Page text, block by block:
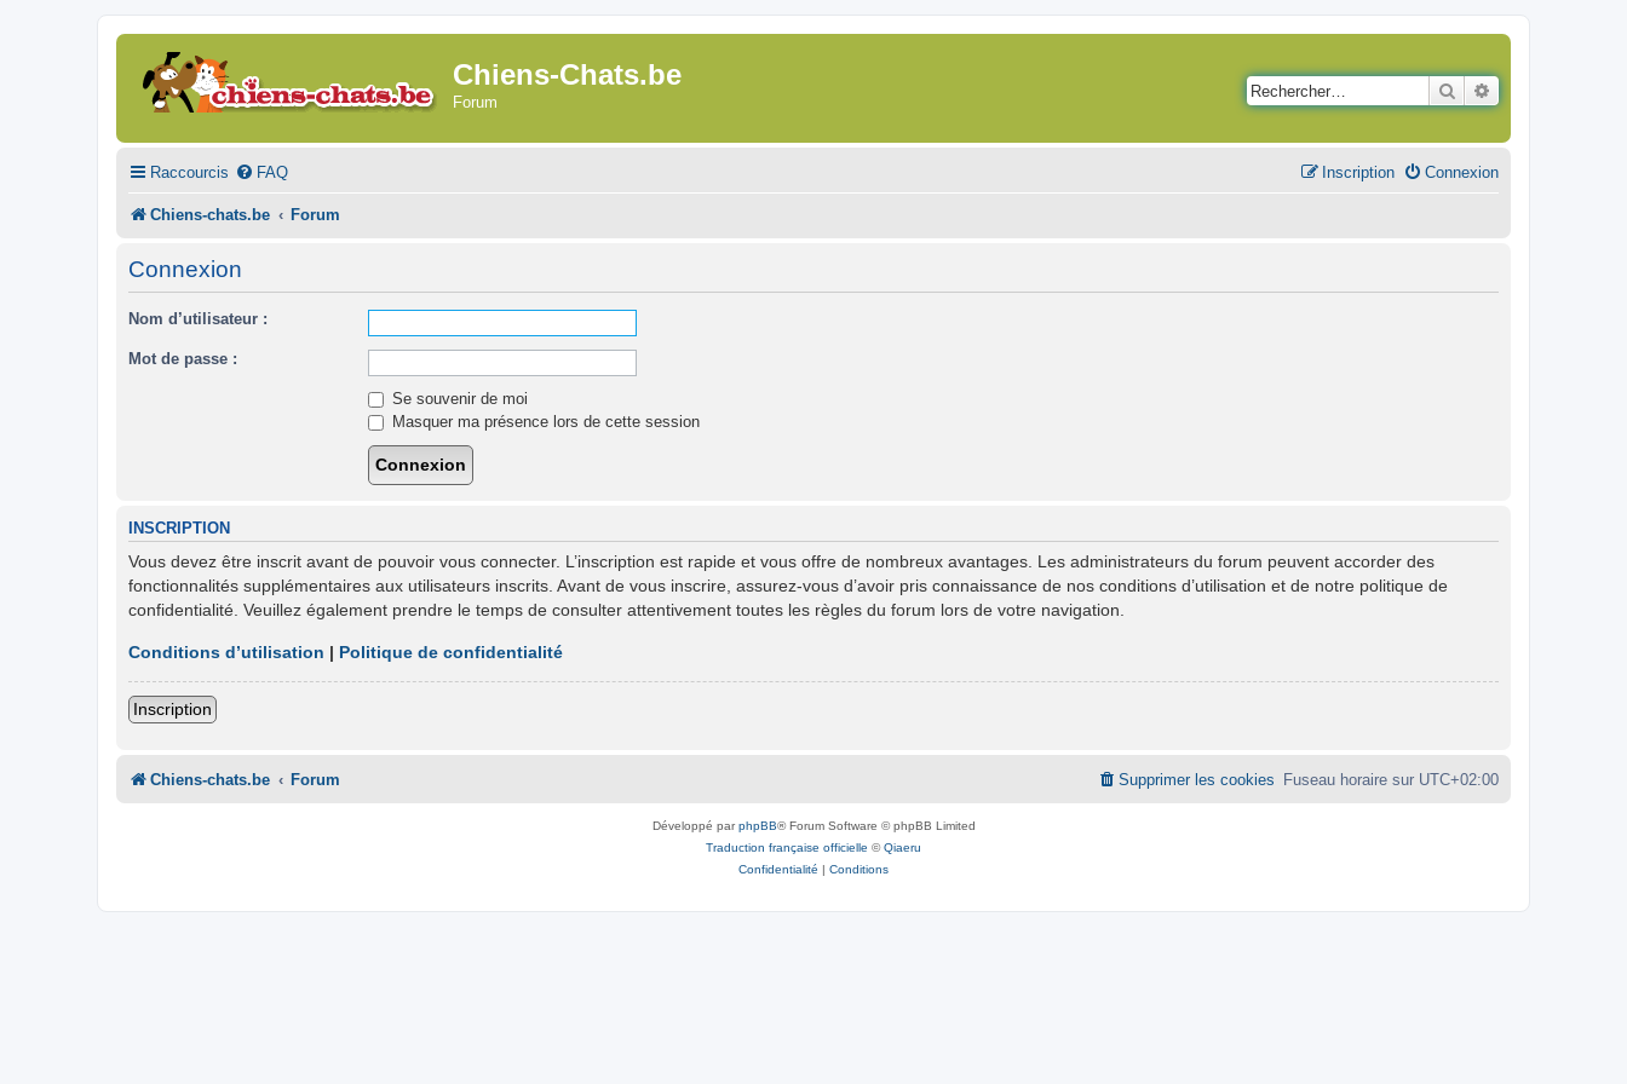
Chiens-Chats.be
Forum
Rechercher
Raccourcis FAQ Connexion
Inscription
Chiens-chats.be Forum
Connexion
Nom d’utilisateur :
Mot de passe :
Se souvenir de moi
Masquer ma présence lors de cette session
INSCRIPTION
Vous devez être inscrit avant de pouvoir vous connecter. L’inscription est rapide et vous offre de nombreux avantages. Les administrateurs du forum peuvent accorder des
fonctionnalités supplémentaires aux utilisateurs inscrits. Avant de vous inscrire, assurez-vous d’avoir pris connaissance de nos conditions d’utilisation et de notre politique de
confidentialité. Veuillez également prendre le temps de consulter attentivement toutes les règles du forum lors de votre navigation.
Conditions d’utilisation | Politique de confidentialité
Inscription
Chiens-chats.be Forum Fuseau horaire sur UTC+02:00
Supprimer les cookies
Développé parphpBB® Forum Software © phpBB Limited
Traduction française officielle ©Qiaeru
Confidentialité | Conditions